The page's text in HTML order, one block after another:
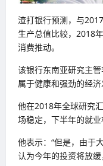
渣打银行预测，与
生产总值比较，2018
消费推动。
该银行东南亚研究主
属于健康和强劲的经济
他在2018年全球研究
场稳定，下半年的就业
他表示：“但是，由于
认为今年的投资将放